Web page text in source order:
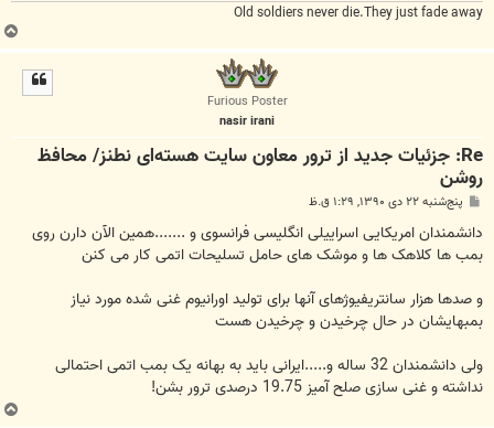
Old soldiers never die.They just fade away
ب
ا
Furious Poster
nasir irani
Re: جزئیات جدید از ترور معاون سایت هسته‌ای نطنز/ محافظ
روشن
پ
ت
پنج‌شنبه ۲۲ دی ۱۳۹۰, ۱:۲۹ ق.ظ
دانشمندان امریکایی اسراییلی انگلیسی فرانسوی و .......همین الآن دارن روی
بمب ها کلاهک ها و موشک های حامل تسلیحات اتمی کار می کنن
و صدها هزار سانتریفیوژهای آنها برای تولید اورانیوم غنی شده مورد نیاز
بمبهایشان در حال چرخیدن و چرخیدن هست
ولی دانشمندان 32 ساله و.....ایرانی باید به بهانه یک بمب اتمی احتمالی
نداشته و غنی سازی صلح آمیز 19.75 درصدی ترور بشن!
ب